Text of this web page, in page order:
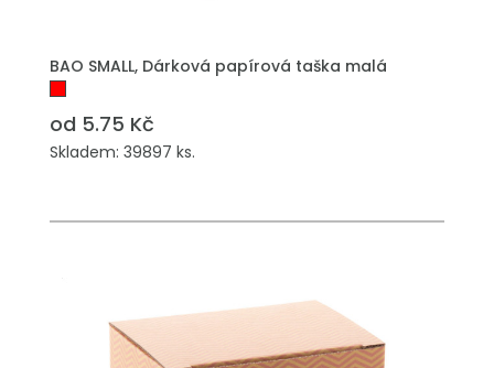
BAO SMALL, Dárková papírová taška malá
od 5.75 Kč
Skladem: 39897 ks.